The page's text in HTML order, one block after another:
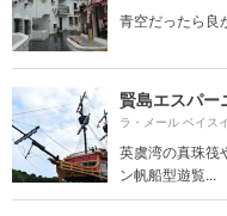
青空だったら良
賢島エスパー
ラ・メール ベイス
英虞湾の真珠筏
ン帆船型遊覧...